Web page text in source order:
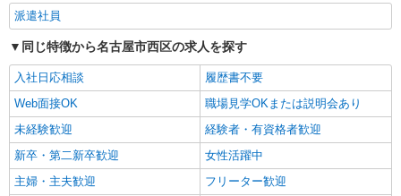
詳細を見る
派遣社員
株式会社kotrio /●NG-H-2093498
＜浄心駅＞元気も、プライベートも諦めない＊
派遣社員
同じ特徴から名古屋市西区の求人を探す
入社日応相談
履歴書不要
Web面接OK
職場見学OKまたは説明会あり
未経験歓迎
経験者・有資格者歓迎
新卒・第二新卒歓迎
女性活躍中
主婦・主夫歓迎
フリーター歓迎